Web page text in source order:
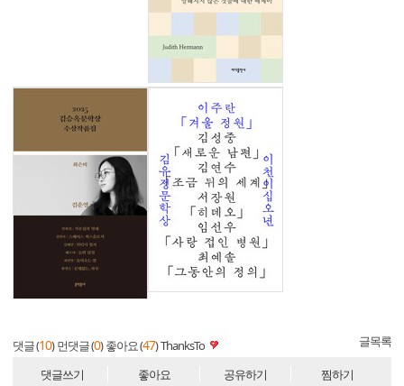
댓글 (10) 먼댓글 (0) 좋아요 (47)ThanksTo 글목록
댓글쓰기 좋아요 공유하기 찜하기